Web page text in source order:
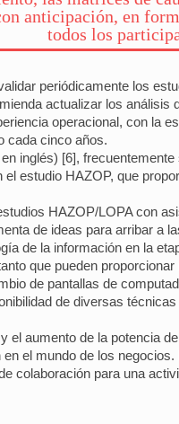
anticipación, en
todos los
periódicamente los
actualizar los
operacional, con la
cada cinco años.
inglés) [6],
estudio HAZOP, que
HAZOP/LOPA con
de ideas para arribar a
de la información en la
que pueden
de pantallas de
de diversas
el aumento de la potencia
el mundo de los
colaboración para una